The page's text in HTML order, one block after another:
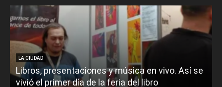
LA CIUDAD
Libros, presentaciones y música en vivo. Así se
vivió el primer día de la feria del libro